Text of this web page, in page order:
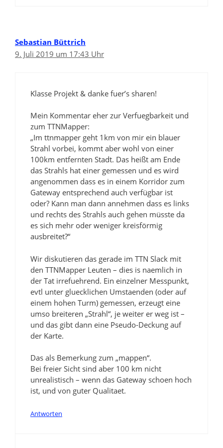
Sebastian Büttrich
9. Juli 2019 um 17:43 Uhr
Klasse Projekt & danke fuer’s sharen!
Mein Kommentar eher zur Verfuegbarkeit und
zum TTNMapper:
„Im ttnmapper geht 1km von mir ein blauer
Strahl vorbei, kommt aber wohl von einer
100km entfernten Stadt. Das heißt am Ende
das Strahls hat einer gemessen und es wird
angenommen dass es in einem Korridor zum
Gateway entsprechend auch verfügbar ist
oder? Kann man dann annehmen dass es links
und rechts des Strahls auch gehen müsste da
es sich mehr oder weniger kreisförmig
ausbreitet?“
Wir diskutieren das gerade im TTN Slack mit
den TTNMapper Leuten – dies is naemlich in
der Tat irrefuehrend. Ein einzelner Messpunkt,
evtl unter gluecklichen Umstaenden (oder auf
einem hohen Turm) gemessen, erzeugt eine
umso breiteren „Strahl“, je weiter er weg ist –
und das gibt dann eine Pseudo-Deckung auf
der Karte.
Das als Bemerkung zum „mappen“.
Bei freier Sicht sind aber 100 km nicht
unrealistisch – wenn das Gateway schoen hoch
ist, und von guter Qualitaet.
Antworten